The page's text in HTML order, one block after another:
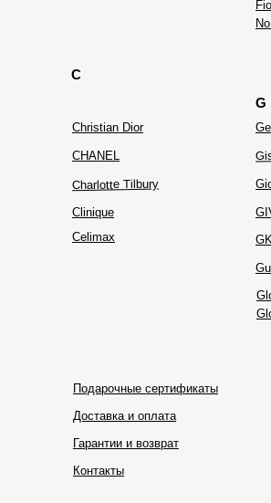
Celimax
Christian Dior
Charlotte Tilbury
CHANEL
Clinique
C
G
Подарочные сертификаты
Доставка и оплата
Гарантии и возврат
Контакты